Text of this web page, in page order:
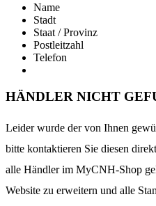
Name
Stadt
Staat / Provinz
Postleitzahl
Telefon
HÄNDLER NICHT
Leider wurde der von Ihnen
bitte kontaktieren Sie diesen
alle Händler im MyCNH-Shop
Website zu erweitern und alle